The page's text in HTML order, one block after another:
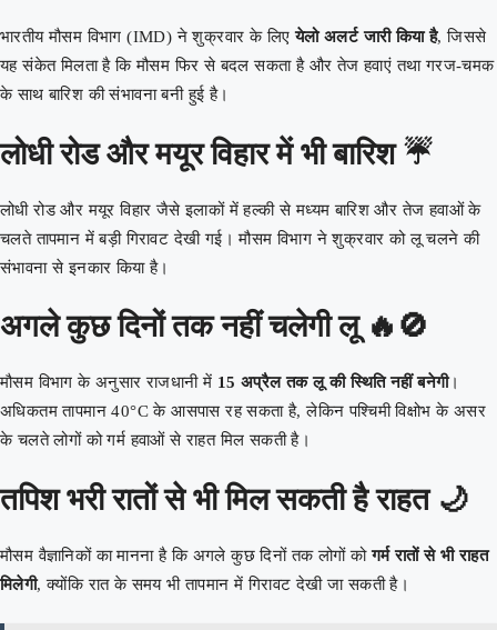
भारतीय मौसम विभाग (IMD) ने शुक्रवार के लिएयेलो अलर्ट जारी किया है, जिससे
यह संकेत मिलता है कि मौसम फिर से बदल सकता है और तेज हवाएं तथा गरज-चमक
के साथ बारिश की संभावना बनी हुई है।
लोधी रोड और मयूर विहार में भी बारिश ☔
लोधी रोड और मयूर विहार जैसे इलाकों में हल्की से मध्यम बारिश और तेज हवाओं के
चलते तापमान में बड़ी गिरावट देखी गई। मौसम विभाग ने शुक्रवार को लू चलने की
संभावना से इनकार किया है।
अगले कुछ दिनों तक नहीं चलेगी लू 🔥🚫
मौसम विभाग के अनुसार राजधानी में 15 अप्रैल तक लू की स्थिति नहीं बनेगी।
अधिकतम तापमान 40°C के आसपास रह सकता है, लेकिन पश्चिमी विक्षोभ के असर
के चलते लोगों को गर्म हवाओं से राहत मिल सकती है।
तपिश भरी रातों से भी मिल सकती है राहत 🌙
मौसम वैज्ञानिकों का मानना है कि अगले कुछ दिनों तक लोगों कोगर्म रातों से भी राहत
मिलेगी, क्योंकि रात के समय भी तापमान में गिरावट देखी जा सकती है।